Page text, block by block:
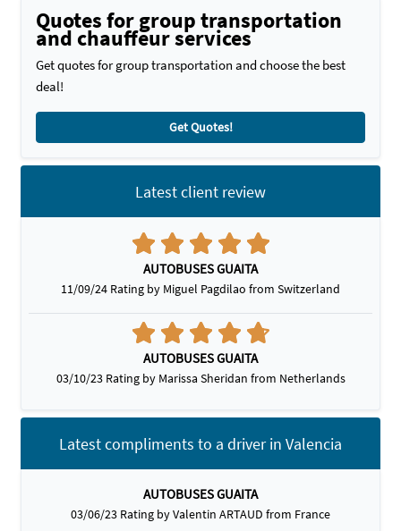
Quotes for group transportation
and chauffeur services
Get quotes for group transportation and choose the best
deal!
Get Quotes!
Latest client review
AUTOBUSES GUAITA
11/09/24 Rating by Miguel Pagdilao from Switzerland
AUTOBUSES GUAITA
03/10/23 Rating by Marissa Sheridan from Netherlands
Latest compliments to a driver in Valencia
AUTOBUSES GUAITA
03/06/23 Rating by Valentin ARTAUD from France